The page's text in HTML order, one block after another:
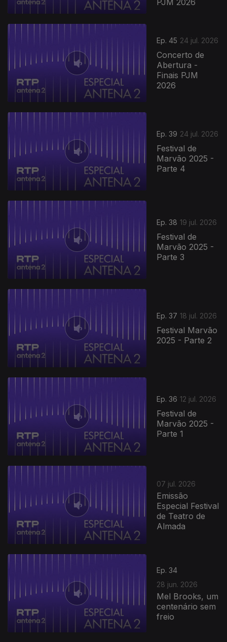
PJM 2026
Ep. 45 24 jul. 2026
Concerto de
Abertura -
Finais PJM
2026
Ep. 39 24 jul. 2026
Festival de
Marvão 2025 -
Parte 4
Ep. 38 19 jul. 2026
Festival de
Marvão 2025 -
Parte 3
Ep. 37 18 jul. 2026
Festival Marvão
2025 - Parte 2
Ep. 36 12 jul. 2026
Festival de
Marvão 2025 -
Parte 1
07 jul. 2026
Emissão
Especial Festival
de Teatro de
Almada
Ep. 34
28 jun. 2026
Mel Brooks, um
centenário sem
freio